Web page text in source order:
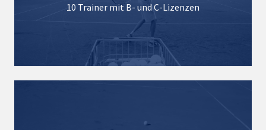
10 Trainer mit B- und C-Lizenzen